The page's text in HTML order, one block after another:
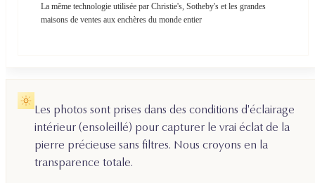
La même technologie utilisée par Christie's, Sotheby's et les grandes
maisons de ventes aux enchères du monde entier
Les photos sont prises dans des conditions d'éclairage
intérieur (ensoleillé) pour capturer le vrai éclat de la
pierre précieuse sans filtres. Nous croyons en la
transparence totale.